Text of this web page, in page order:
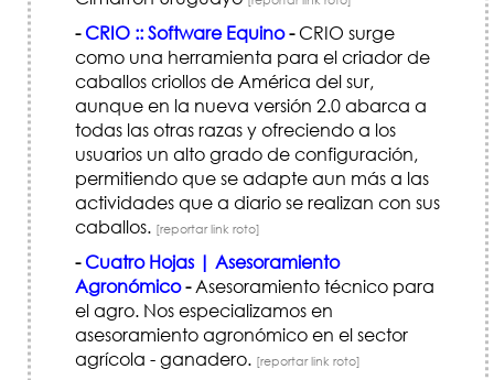
-CRIO :: Software Equino-CRIO surge
como una herramienta para el criador de
caballos criollos de América del sur,
aunque en la nueva versión 2.0 abarca a
todas las otras razas y ofreciendo a los
usuarios un alto grado de configuración,
permitiendo que se adapte aun más a las
actividades que a diario se realizan con sus
caballos. [reportar link roto]
-Cuatro Hojas | Asesoramiento
Agronómico-Asesoramiento técnico para
el agro. Nos especializamos en
asesoramiento agronómico en el sector
agrícola - ganadero. [reportar link roto]